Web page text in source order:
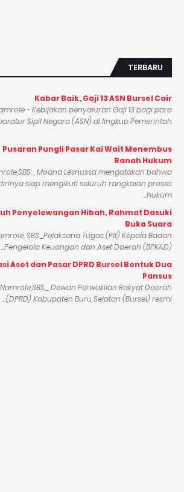
TERBARU
Kabar Baik, Gaji 13 ASN Bursel Cair
- Kebijakan penyaluran Gaji 13 bagi para
Sipil Negara (ASN) di lingkup Pemerintah...
Pusaran Pungli Pasar Kai Wait Menembus
Ranah Hukum
Moana Lesnussa mengatakan bahwa
siap mengikuti seluruh rangkaian proses
hukum...
Penyelewangan Hibah, Rahmat Dasuki
Buka Suara
SBS_Pelaksana Tugas (Plt) Kepala Badan
Pengelola Keuangan dan Aset Daerah (BPKAD)...
Aset dan Pasar DPRD Bursel Bentuk Dua
Pansus
Namrole,SBS_ Dewan Perwakilan Rakyat Daerah
(DPRD) Kabupaten Buru Selatan (Bursel) resmi...